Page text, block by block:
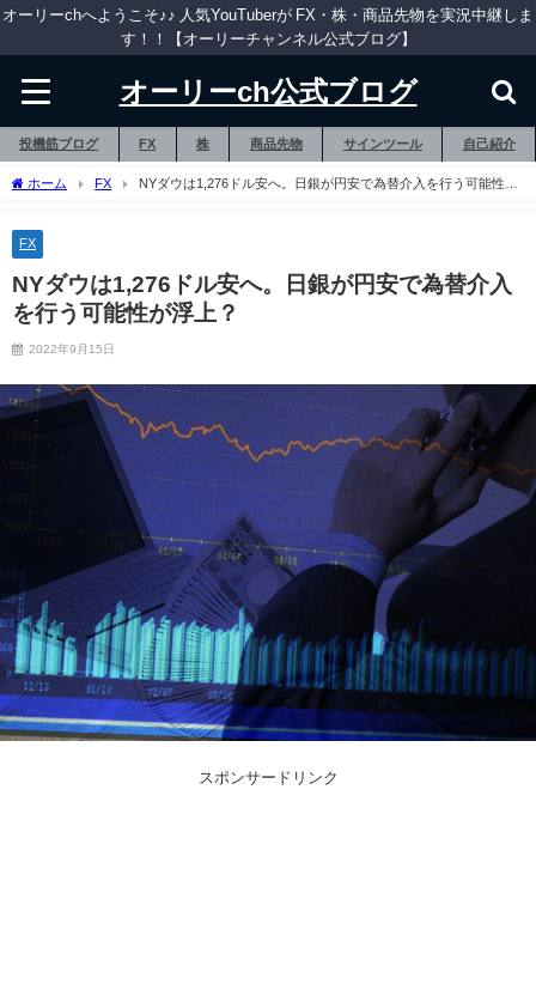
オーリーchへようこそ♪♪ 人気YouTuberが FX・株・商品先物を実況中継しま
す！！【オーリーチャンネル公式ブログ】
オーリーch公式ブログ
投機筋ブログ FX 株 商品先物 サインツール 自己紹介
ホーム FX
NYダウは1,276ドル安へ。日銀が円安で為替介入を行う可能性が
FX
NYダウは1,276ドル安へ。日銀が円安で為替介入
を行う可能性が浮上？
2022年9月15日
スポンサードリンク